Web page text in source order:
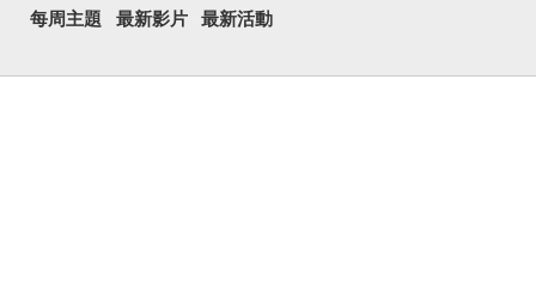
每周主題 最新影片 最新活動